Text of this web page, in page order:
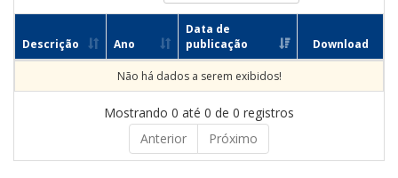
Descrição Ano
Data de
publicação
Download
Não há dados a serem exibidos!
Mostrando 0 até 0 de 0 registros
Anterior
Próximo